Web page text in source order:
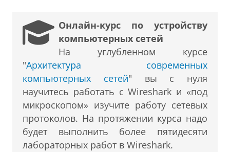
Онлайн-курс по устройству
компьютерных сетей
На углубленном курсе
"Архитектура современных
компьютерных сетей" вы с нуля
научитесь работать с Wireshark и «под
микроскопом» изучите работу сетевых
протоколов. На протяжении курса надо
будет выполнить более пятидесяти
лабораторных работ в Wireshark.